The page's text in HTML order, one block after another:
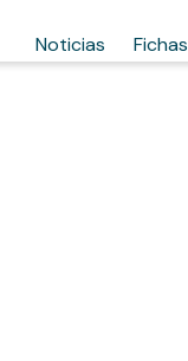
Noticias Fichas